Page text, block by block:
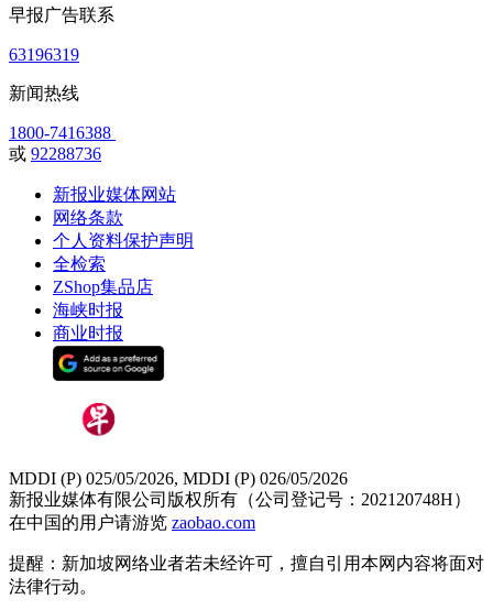
早报广告联系
63196319
新闻热线
1800-7416388
或 92288736
新报业媒体网站
网络条款
个人资料保护声明
全检索
ZShop集品店
海峡时报
商业时报
MDDI (P) 025/05/2026, MDDI (P) 026/05/2026
新报业媒体有限公司版权所有（公司登记号：202120748H）
在中国的用户请游览 zaobao.com
提醒：新加坡网络业者若未经许可，擅自引用本网内容将面对
法律行动。